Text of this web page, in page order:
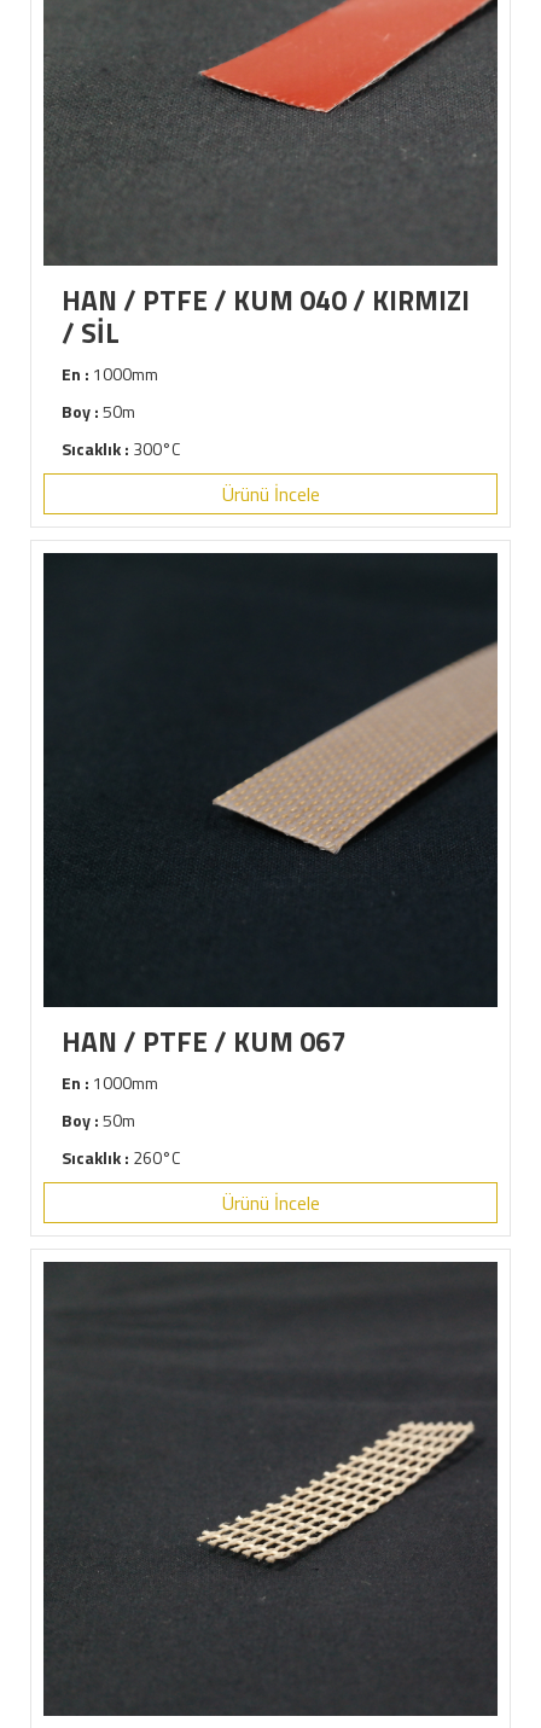
HAN / PTFE / KUM 040 / KIRMIZI
/ SİL
En : 1000mm
Boy :50m
Sıcaklık : 300°C
Ürünü İncele
HAN / PTFE / KUM 067
En : 1000mm
Boy :50m
Sıcaklık : 260°C
Ürünü İncele